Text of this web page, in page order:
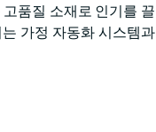
품질 소재로 인기를 끌
가정 자동화 시스템과